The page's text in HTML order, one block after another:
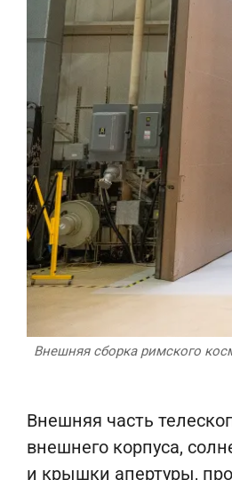
Внешняя сборка римского
Внешняя часть
внешнего корпуса,
и крышки апертуры,